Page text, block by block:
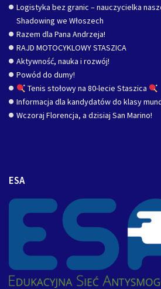
Logistyka bez granic – nauczycielka
Shadowing we Włoszech
Razem dla Pana Andrzeja!
RAJD MOTOCYKLOWY STASZICA
Aktywność, nauka i rozwój!
Powód do dumy!
Tenis stołowy na 80-lecie Staszica
Informacja dla kandydatów do klasy
Wczoraj Florencja, a dzisiaj San Marino!
ESA